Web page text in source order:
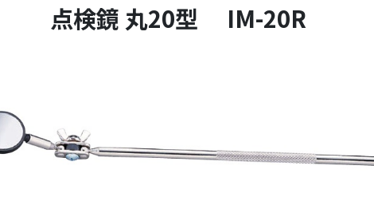
点検鏡 丸20型 IM-20R